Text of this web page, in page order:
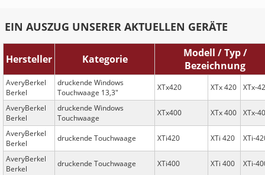
EIN AUSZUG UNSERER AKTUELLEN GERÄTE
Hersteller Kategorie
Modell / Typ /
Bezeichnung
AveryBerkel
Berkel
druckende Windows
Touchwaage 13,3"
XTx420 XTx 420 XTx-
AveryBerkel
Berkel
druckende Windows
Touchwaage
XTx400 XTx 400 XTx-
AveryBerkel
Berkel
druckende Touchwaage XTi420 XTi 420 XTi-
AveryBerkel
Berkel
druckende Touchwaage XTi400 XTi 400 XTi-